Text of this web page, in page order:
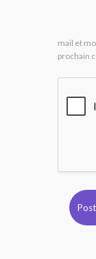
mail et
prochain